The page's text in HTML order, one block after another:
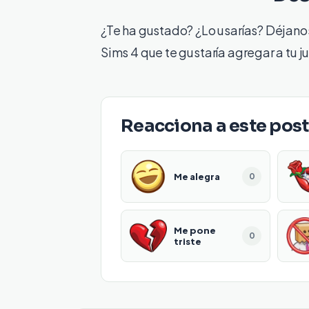
¿Te ha gustado? ¿Lo usarías?
Sims 4 que te gustaría agregar a tu
Reacciona a este post
Me alegra 0
Me pone
triste
0